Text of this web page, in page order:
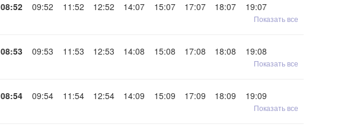
08:52 09:52 11:52 12:52 14:07 15:07 17:07 18:07
19:07
Показать все
08:53 09:53 11:53 12:53 14:08 15:08 17:08 18:08
19:08
Показать все
08:54 09:54 11:54 12:54 14:09 15:09 17:09 18:09
19:09
Показать все